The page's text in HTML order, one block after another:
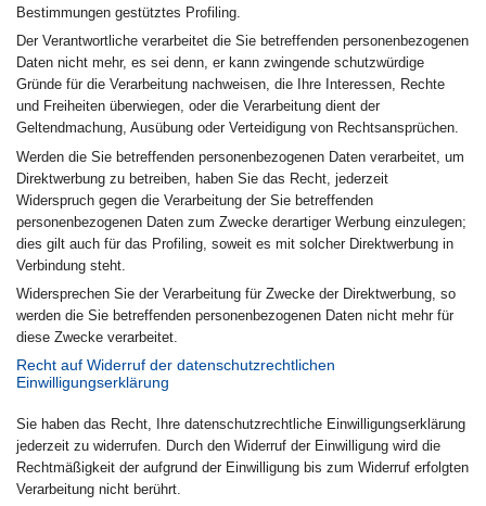
Bestimmungen gestütztes Profiling.
Der Verantwortliche verarbeitet die Sie betreffenden personenbezogenen
Daten nicht mehr, es sei denn, er kann zwingende schutzwürdige
Gründe für die Verarbeitung nachweisen, die Ihre Interessen, Rechte
und Freiheiten überwiegen, oder die Verarbeitung dient der
Geltendmachung, Ausübung oder Verteidigung von Rechtsansprüchen.
Werden die Sie betreffenden personenbezogenen Daten verarbeitet, um
Direktwerbung zu betreiben, haben Sie das Recht, jederzeit
Widerspruch gegen die Verarbeitung der Sie betreffenden
personenbezogenen Daten zum Zwecke derartiger Werbung einzulegen;
dies gilt auch für das Profiling, soweit es mit solcher Direktwerbung in
Verbindung steht.
Widersprechen Sie der Verarbeitung für Zwecke der Direktwerbung, so
werden die Sie betreffenden personenbezogenen Daten nicht mehr für
diese Zwecke verarbeitet.
Recht auf Widerruf der datenschutzrechtlichen
Einwilligungserklärung
Sie haben das Recht, Ihre datenschutzrechtliche Einwilligungserklärung
jederzeit zu widerrufen. Durch den Widerruf der Einwilligung wird die
Rechtmäßigkeit der aufgrund der Einwilligung bis zum Widerruf erfolgten
Verarbeitung nicht berührt.